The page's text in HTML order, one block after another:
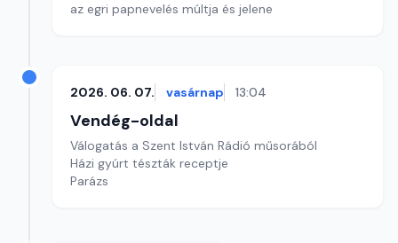
az egri papnevelés múltja és jelene
2026. 06. 07. vasárnap 13:04
Vendég-oldal
Válogatás a Szent István Rádió műsorából
Házi gyúrt tészták receptje
Parázs